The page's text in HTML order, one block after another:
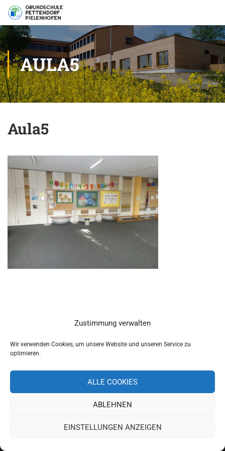
Zustimmung verwalten
Wir verwenden Cookies, um unsere Website und unseren Service zu
optimieren.
ALLE COOKIES
ABLEHNEN
EINSTELLUNGEN ANZEIGEN
AULA5
Aula5
Datenschutz